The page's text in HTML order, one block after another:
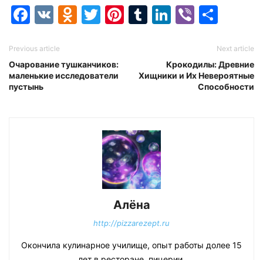
Facebook
VK Odnoklassniki
Twitter
Pinterest
Tumblr
LinkedIn
Viber
Previous article
Очарование тушканчиков:
маленькие исследователи
пустынь
Next article
Крокодилы: Древние
Хищники и Их Невероятные
Способности
Алёна
http://pizzarezept.ru
Окончила кулинарное училище, опыт работы долее 15